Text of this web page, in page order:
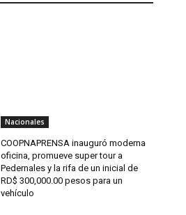
Nacionales
COOPNAPRENSA inauguró moderna
oficina, promueve super tour a
Pedernales y la rifa de un inicial de
RD$ 300,000.00 pesos para un
vehículo